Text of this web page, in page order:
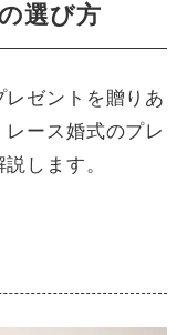
選び方
ゼントを贈りあ
ース婚式のプレ
します。